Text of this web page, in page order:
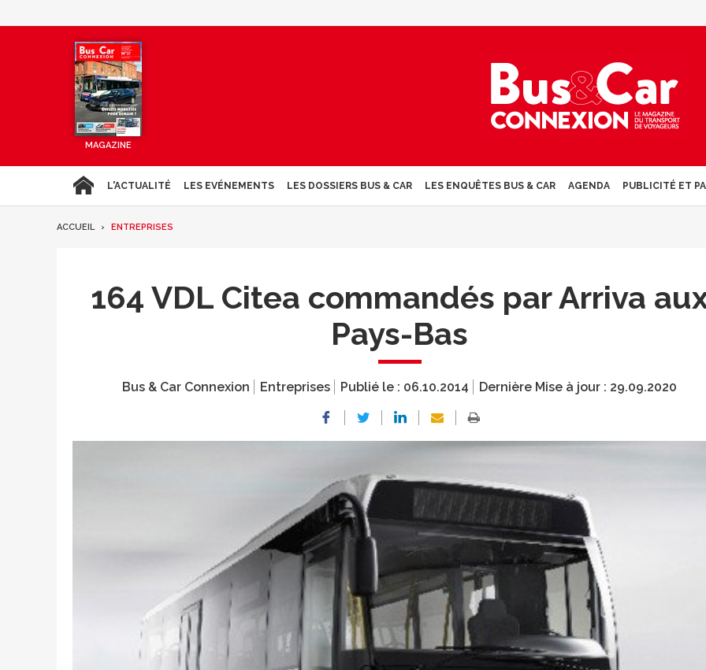
MAGAZINE
L'ACTUALITÉ LES EVÉNEMENTS LES DOSSIERS BUS & CAR LES ENQUÊTES BUS & CAR AGENDA PUBLICITÉ ET
ACCUEIL ENTREPRISES
164 VDL Citea commandés par Arriva
Pays-Bas
Bus & Car Connexion Entreprises Publié le : 06.10.2014 Dernière Mise à jour : 29.09.2020